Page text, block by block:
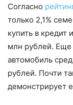
Согласно
только 2,1%
купить в кредит
млн рублей. Еще
автомобиль
рублей. Почти
демонстрирует